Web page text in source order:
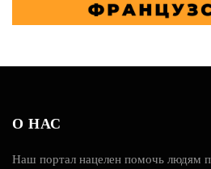
О НАС
Наш портал нацелен помочь людям